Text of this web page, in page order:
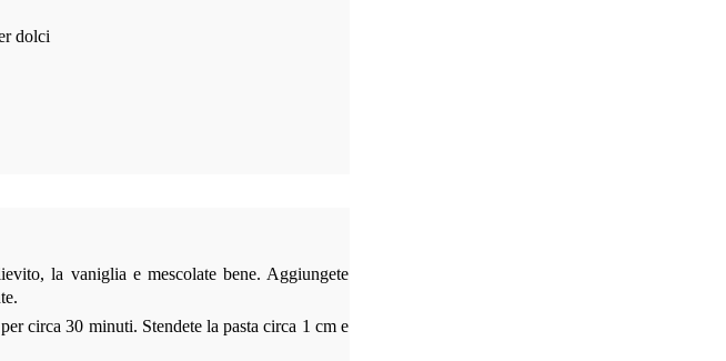
dolci
la vaniglia e mescolate bene. Aggiungete
circa 30 minuti. Stendete la pasta circa 1 cm e